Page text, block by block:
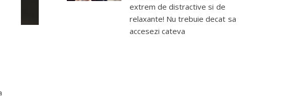
extrem de distractive si de
relaxante! Nu trebuie decat sa
accesezi cateva